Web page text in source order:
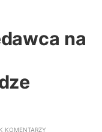
na
KOMENTARZY